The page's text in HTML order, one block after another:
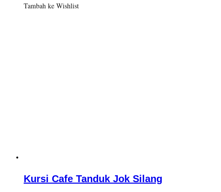
Tambah ke Wishlist
Kursi Cafe Tanduk Jok Silang